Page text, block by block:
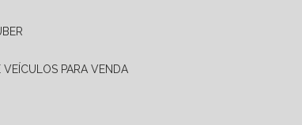
VEÍCULOS PARA VENDA